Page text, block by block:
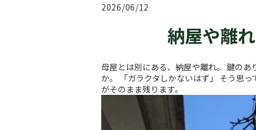
2026/06/12
納屋や離
母屋とは別にある、納屋や離れ。 鍵の
か。 「ガラクタしかないはず」 そう思
がそのまま残ります。